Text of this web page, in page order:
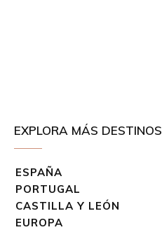
EXPLORA MÁS DESTINOS
ESPAÑA
PORTUGAL
CASTILLA Y LEÓN
EUROPA